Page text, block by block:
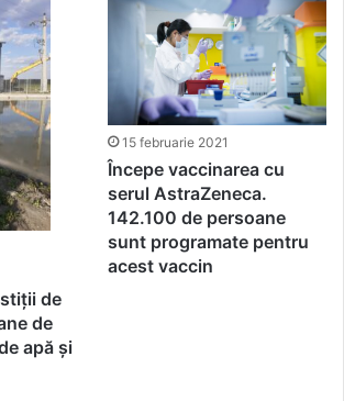
de
de
apă și
15 februarie 2021
Începe vaccinarea cu
serul AstraZeneca.
142.100 de persoane
sunt programate pentru
acest vaccin